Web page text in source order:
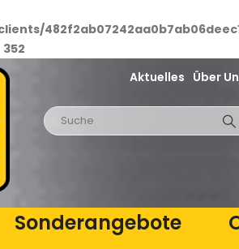
352
Aktuelles Über
Sonderangebote